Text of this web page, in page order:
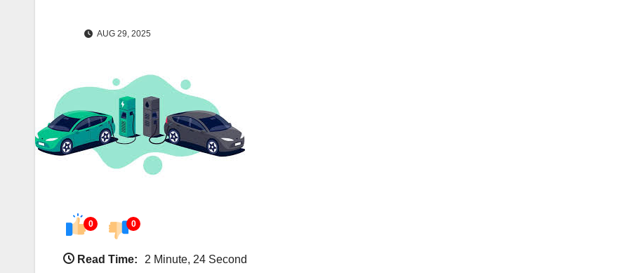
AUG 29, 2025
0 0
Read Time: 2 Minute, 24 Second